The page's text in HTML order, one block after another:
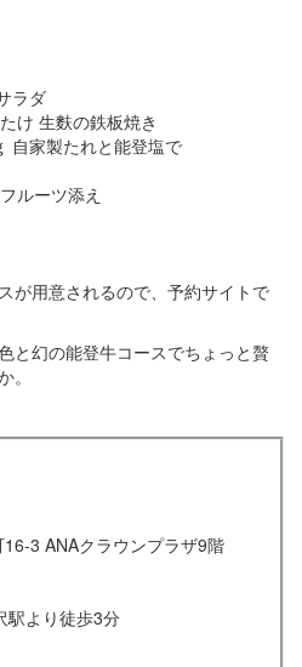
ラダ
け 生麩の鉄板焼き
自家製たれと能登塩で
ルーツ添え
が用意されるので、予約サイトで
と幻の能登牛コースでちょっと贅
3 ANAクラウンプラザ9階
駅より徒歩3分